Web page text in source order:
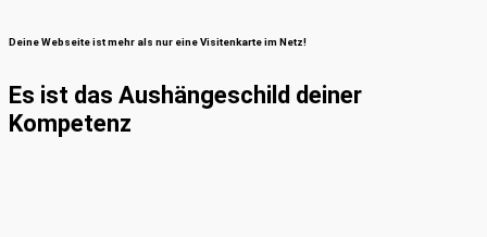
Deine Webseite ist mehr als nur eine Visitenkarte im Netz!
Es ist das Aushängeschild deiner
Kompetenz